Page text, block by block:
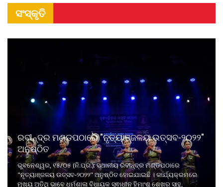
ସଂସ୍କୃତି
ରବୀନ୍ଦ୍ର ମଣ୍ଡପଠାରେ "ନୃତ୍ୟାଞ୍ଜଳୟ ଉତ୍ସବ-୨୦୨୨"
ଅନୁଷ୍ଠିତ
ଭୁବନେଶ୍ୱର, ୧୫/୦୫ (ନି.ପ୍ର.): ସ୍ଥାନୀୟ ରବୀନ୍ଦ୍ର ମଣ୍ଡପଠାରେ
"ନୃତ୍ୟାଞ୍ଜଳୟ ଉତ୍ସବ-୨୦୨୨" ଅନୁଷ୍ଠିତ ହୋଇଯାଇଛି । କାର୍ଯ୍ୟକ୍ରମରେ
ମୁଖ୍ୟ ଅତିଥି ଭାବେ ଧର୍ମଶାଳା ବିଧାୟକ ସ୍ଵାଧୀନ ହିମାଂଶୁ ଶେଖର ସାହୁ,